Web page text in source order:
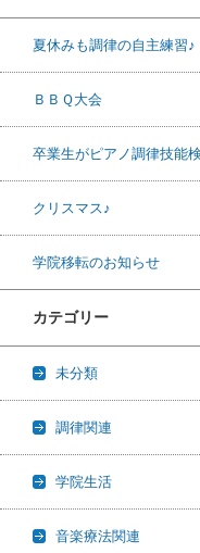
夏休みも調律の自主練習♪
ＢＢＱ大会
卒業生がピアノ調律技能
クリスマス♪
学院移転のお知らせ
カテゴリー
未分類
調律関連
学院生活
音楽療法関連